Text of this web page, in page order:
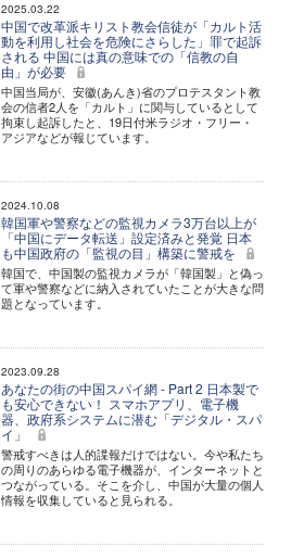
2025.03.22
中国で改革派キリスト教会信徒が「カルト活
動を利用し社会を危険にさらした」罪で起訴
される 中国には真の意味での「信教の自
由」が必要
中国当局が、安徽(あんき)省のプロテスタント教
会の信者2人を「カルト」に関与しているとして
拘束し起訴したと、19日付米ラジオ・フリー・
アジアなどが報じています。
2024.10.08
韓国軍や警察などの監視カメラ3万台以上が
「中国にデータ転送」設定済みと発覚 日本
も中国政府の「監視の目」構築に警戒を
韓国で、中国製の監視カメラが「韓国製」と偽っ
て軍や警察などに納入されていたことが大きな問
題となっています。
2023.09.28
あなたの街の中国スパイ網 - Part 2 日本製で
も安心できない！ スマホアプリ、電子機
器、政府系システムに潜む「デジタル・スパ
イ」
警戒すべきは人的諜報だけではない。今や私たち
の周りのあらゆる電子機器が、インターネットと
つながっている。そこを介し、中国が大量の個人
情報を収集していると見られる。